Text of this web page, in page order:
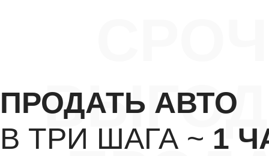
ПРОДАТЬ АВТО
В ТРИ ШАГА ~ 1